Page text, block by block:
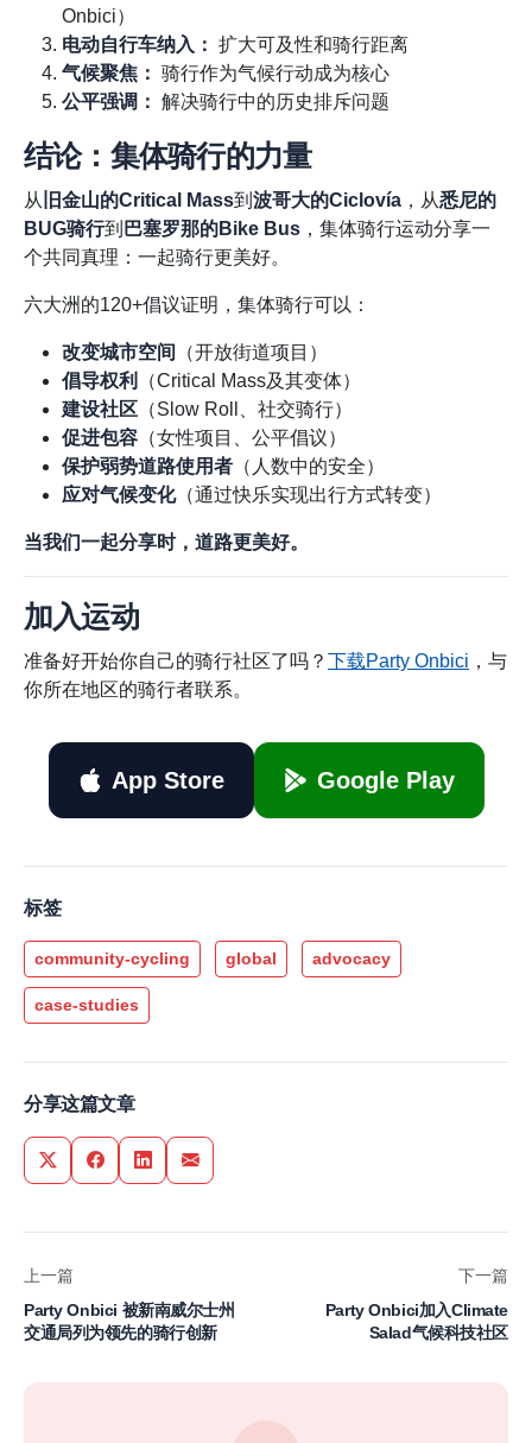
Onbici）
电动自行车纳入： 扩大可及性和骑行距离
气候聚焦： 骑行作为气候行动成为核心
公平强调： 解决骑行中的历史排斥问题
结论：集体骑行的力量
从 旧金山的Critical Mass到 波哥大的Ciclovía ，从悉尼的
BUG骑行到 巴塞罗那的Bike Bus ，集体骑行运动分享一
个共同真理：一起骑行更美好。
六大洲的120+倡议证明，集体骑行可以：
改变城市空间
（开放街道项目）
倡导权利
（Critical Mass及其变体）
建设社区 （Slow Roll、社交骑行）
促进包容 （女性项目、公平倡议）
保护弱势道路使用者 （人数中的安全）
应对气候变化（通过快乐实现出行方式转变）
当我们一起分享时，道路更美好。
加入运动
准备好开始你自己的骑行社区了吗？ 下载Party Onbici ，与
你所在地区的骑行者联系。
App Store Google Play
标签
community-cycling global advocacy
case-studies
分享这篇文章
Share on Twitter
Share on Facebook
Share on LinkedIn
Share via Email
上一篇
Party Onbici 被新南威尔士州
交通局列为领先的骑行创新
下一篇
Party Onbici加入Climate
Salad气候科技社区